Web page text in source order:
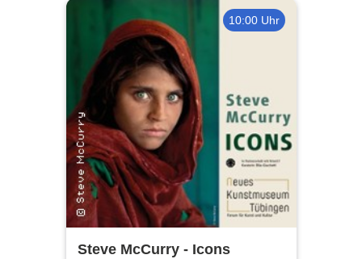
10:00 Uhr
Steve McCurry - Icons